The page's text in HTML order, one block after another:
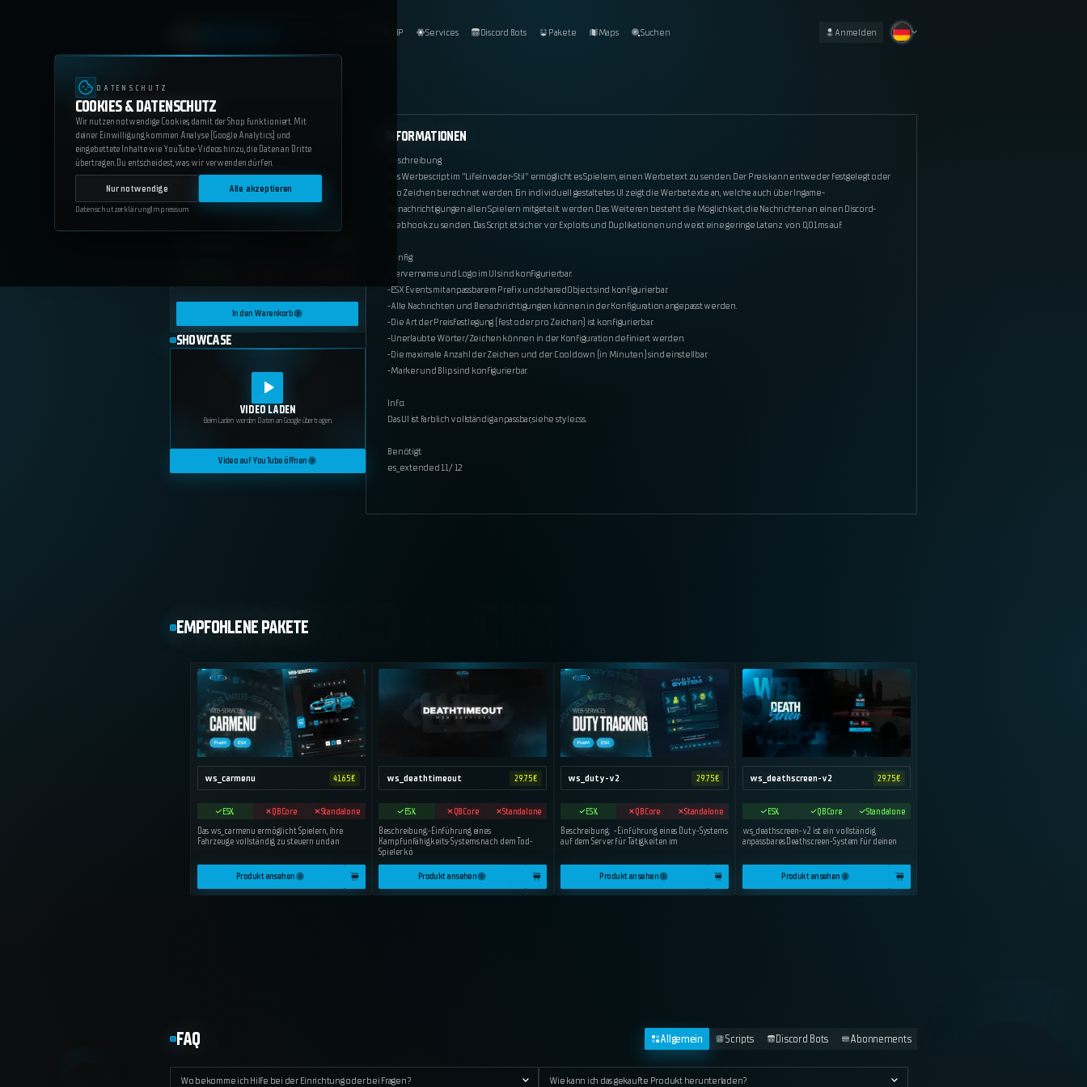
In den Warenkorb
SHOWCASE
VIDEO LADEN
Beim Laden werden Daten an Google übertragen.
Video auf YouTube öffnen
INFORMATIONEN
Beschreibung:
Das Werbescript im "Lifeinvader-Stil" ermöglicht es Spielern, einen Werbetext zu senden. Der Preis kann entweder festgelegt oder
pro Zeichen berechnet werden. Ein individuell gestaltetes UI zeigt die Werbetexte an, welche auch über Ingame-
Benachrichtigungen allen Spielern mitgeteilt werden. Des Weiteren besteht die Möglichkeit, die Nachrichten an einen Discord-
Webhook zu senden. Das Script ist sicher vor Exploits und Duplikationen und weist eine geringe Latenz von 0,01 ms auf.
Config:
-Servername und Logo im UI sind konfigurierbar.
-ESX Events mit anpassbarem Prefix und sharedObject sind konfigurierbar.
-Alle Nachrichten und Benachrichtigungen können in der Konfiguration angepasst werden.
-Die Art der Preisfestlegung (fest oder pro Zeichen) ist konfigurierbar.
-Unerlaubte Wörter/Zeichen können in der Konfiguration definiert werden.
-Die maximale Anzahl der Zeichen und der Cooldown (in Minuten) sind einstellbar.
-Marker und Blip sind konfigurierbar.
Info:
Das UI ist farblich vollständig anpassbar, siehe style.css.
Benötigt:
es_extended 1.1 / 1.2
EMPFOHLENE PAKETE
ws_carmenu 41.65€
ESX QBCore
Standalone
Das ws_carmenu ermöglicht Spielern, ihre
Fahrzeuge vollständig zu steuern und an
Produkt ansehen
ws_deathtimeout 29.75€
ESX QBCore
Standalone
Beschreibung:-Einführung eines
Kampfunfähigkeits-Systems nach dem Tod-
Spieler kö
Produkt ansehen
ws_duty-v2 29.75€
ESX QBCore
Standalone
Beschreibung: -Einführung eines Duty-Systems
auf dem Server für Tätigkeiten im
Produkt ansehen
ws_deathscreen-v2 29.75€
ESX QBCore
Standalone
ws_deathscreen-v2 ist ein vollständig
anpassbares Deathscreen-System für deinen
Produkt ansehen
148+ SCRIPTS
VIP Services Discord Bots Pakete Maps Suchen Anmelden
FAQ Allgemein Scripts Discord Bots Abonnements
Wo bekomme ich Hilfe bei der Einrichtung oder bei Fragen? Wie kann ich das gekaufte Produkt herunterladen?
DATENSCHUTZ
COOKIES & DATENSCHUTZ
Wir nutzen notwendige Cookies, damit der Shop funktioniert. Mit
deiner Einwilligung kommen Analyse (Google Analytics) und
eingebettete Inhalte wie YouTube-Videos hinzu, die Daten an Dritte
übertragen. Du entscheidest, was wir verwenden dürfen.
Nur notwendige Alle akzeptieren
DatenschutzerklärungImpressum